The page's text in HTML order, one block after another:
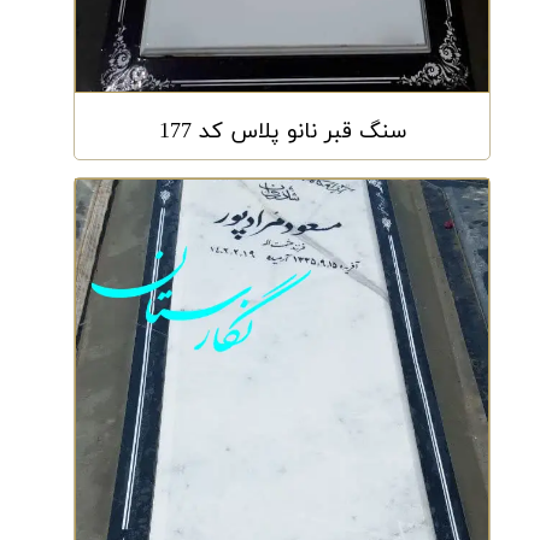
سنگ قبر نانو پلاس کد 177